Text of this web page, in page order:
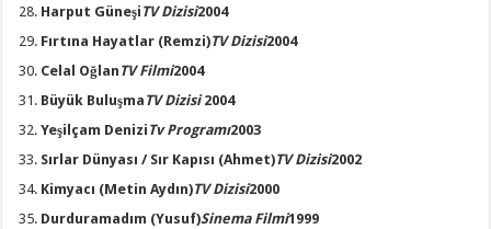
Harput Güneşi TV Dizisi2004
Fırtına Hayatlar (Remzi)TV Dizisi2004
Celal Oğlan TV Filmi2004
Büyük Buluşma TV Dizisi2004
Yeşilçam Denizi Tv Programı2003
Sırlar Dünyası / Sır Kapısı (Ahmet)TV Dizisi2002
Kimyacı (Metin Aydın)TV Dizisi2000
Durduramadım (Yusuf)Sinema Filmi1999